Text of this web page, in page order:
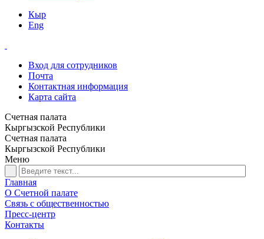
Кыр
Eng
Вход для сотрудников
Почта
Контактная информация
Карта сайта
Счетная палата
Кыргызской Республики
Счетная палата
Кыргызской Республики
Меню
Главная
О Счетной палате
Связь с общественностью
Пресс-центр
Контакты